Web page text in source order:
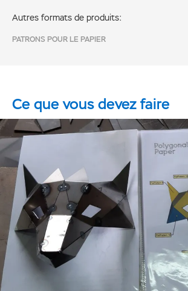
Autres formats de produits:
PATRONS POUR LE PAPIER
Ce que vous devez faire